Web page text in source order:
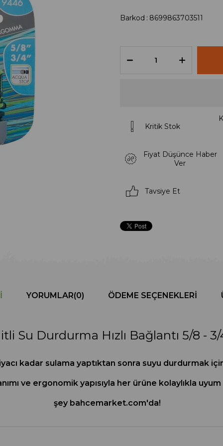
Barkod : 8699863703511
Kritik Stok
Fiyat Düşünce Haber
Ver
Tavsiye Et
YORUMLAR(0) ÖDEME SEÇENEKLERI
Su Durdurma Hızlı Bağlantı 5/8 -
kadar sulama yaptıktan sonra suyu durdurmak
ve ergonomik yapısıyla her ürüne kolaylıkla
şey bahcemarket.com'da!